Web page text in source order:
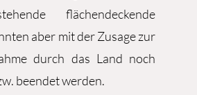
flächendeckende
aber mit der Zusage zur
durch das Land noch
beendet werden.